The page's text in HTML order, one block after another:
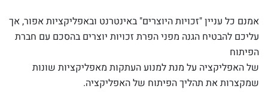
אמנם כל עניין "זכויות היוצרים" באינטרנט ובאפליקציות אפור, אך
עליכם להבטיח הגנה מפני הפרת זכויות יוצרים בהסכם עם חברת
הפיתוח
של האפליקציה על מנת למנוע העתקות מאפליקציות שונות
שמקצרות את תהליך הפיתוח של האפליקציה.